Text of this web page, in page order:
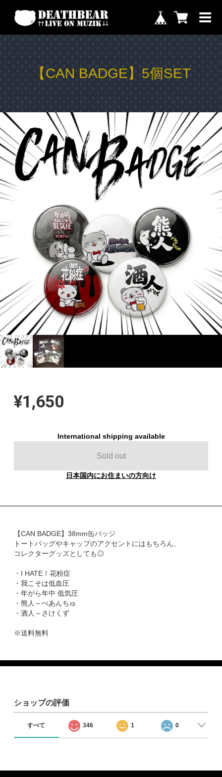
【CAN BADGE】5個SET
¥1,650
International shipping available
Sold out
日本国内にお住まいの方向け
【CAN BADGE】38mm缶バッジ
トートバッグやキャップのアクセントにはもちろん、
コレクターグッズとしても◎
・I HATE！花粉症
・我こそは低血圧
・年がら年中 低気圧
・熊人～べあんちゅ
・酒人～さけくず
※送料無料
ショップの評価
すべて 346 1 0